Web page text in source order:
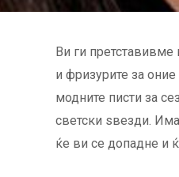
Ви ги
и фризурите за оние
модните писти за
светски ѕвезди.
ќе ви се допадне и